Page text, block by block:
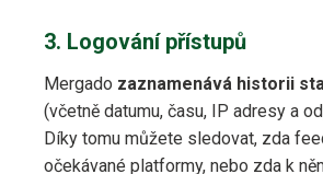
3. Logování přístupů
Mergado zaznamenává historii
(včetně datumu, času, IP adresy a
Díky tomu můžete sledovat, zda
očekávané platformy, nebo zda k